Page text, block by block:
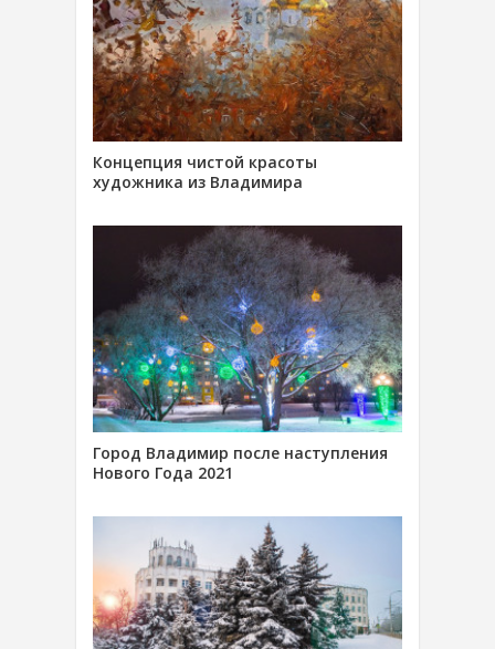
Концепция чистой красоты
художника из Владимира
Город Владимир после наступления
Нового Года 2021